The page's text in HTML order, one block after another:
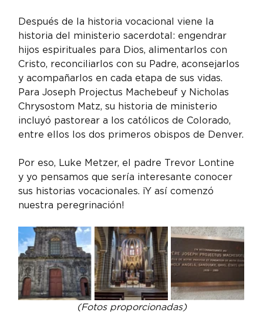
Después de la historia vocacional viene la
historia del ministerio sacerdotal: engendrar
hijos espirituales para Dios, alimentarlos con
Cristo, reconciliarlos con su Padre, aconsejarlos
y acompañarlos en cada etapa de sus vidas.
Para Joseph Projectus Machebeuf y Nicholas
Chrysostom Matz, su historia de ministerio
incluyó pastorear a los católicos de Colorado,
entre ellos los dos primeros obispos de Denver.
Por eso, Luke Metzer, el padre Trevor Lontine
y yo pensamos que sería interesante conocer
sus historias vocacionales. ¡Y así comenzó
nuestra peregrinación!
(Fotos proporcionadas)